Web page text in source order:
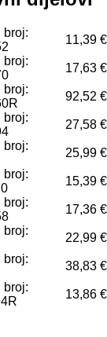
broj:
11,39 €
broj:
17,63 €
broj:
92,52 €
broj:
27,58 €
broj:
25,99 €
broj:
15,39 €
broj:
17,36 €
broj:
22,99 €
broj:
38,83 €
broj:
13,86 €